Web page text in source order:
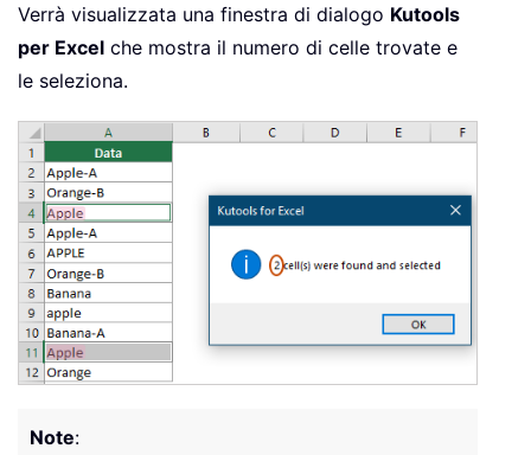
Verrà visualizzata una finestra di dialogo Kutools
per Excel che mostra il numero di celle trovate e
le seleziona.
Note: